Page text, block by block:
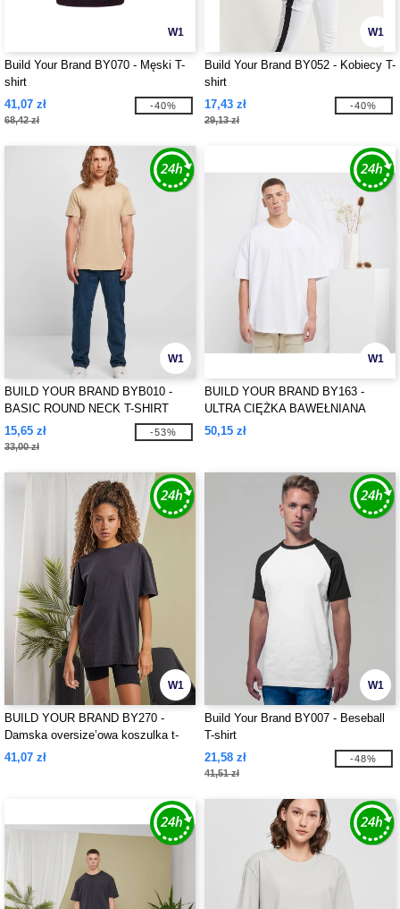
W1
Build Your Brand BY070 - Męski T-
shirt
41,07 zł
68,42 zł
-40%
W1
Build Your Brand BY052 - Kobiecy T-
shirt
17,43 zł
29,13 zł
-40%
W1
BUILD YOUR BRAND BYB010 -
BASIC ROUND NECK T-SHIRT
15,65 zł
33,00 zł
-53%
W1
BUILD YOUR BRAND BY163 -
ULTRA CIĘŻKA BAWEŁNIANA
KOSZULKA PUDEŁKOWA
50,15 zł
W1
BUILD YOUR BRAND BY270 -
Damska oversize’owa koszulka t-
shirt z efektem acid wash
41,07 zł
W1
Build Your Brand BY007 - Beseball
T-shirt
21,58 zł
41,51 zł
-48%